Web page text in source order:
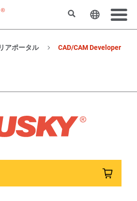
検索 ウェブサ
アポータル CAD/CAM Developer